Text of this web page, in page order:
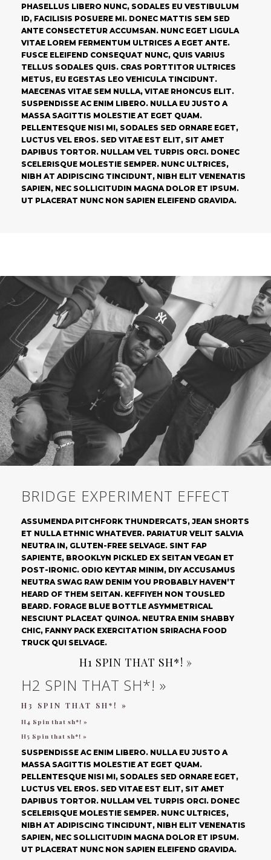
PHASELLUS LIBERO NUNC, SODALES EU VESTIBULUM
ID, FACILISIS POSUERE MI. DONEC MATTIS SEM SED
ANTE CONSECTETUR ACCUMSAN. NUNC EGET LIGULA
VITAE LOREM FERMENTUM ULTRICES A EGET ANTE.
FUSCE ELEIFEND CONSEQUAT NUNC, QUIS VARIUS
TELLUS SODALES QUIS. CRAS PORTTITOR ULTRICES
METUS, EU EGESTAS LEO VEHICULA TINCIDUNT.
MAECENAS VITAE SEM NULLA, VITAE RHONCUS ELIT.
SUSPENDISSE AC ENIM LIBERO. NULLA EU JUSTO A
MASSA SAGITTIS MOLESTIE AT EGET QUAM.
PELLENTESQUE NISI MI, SODALES SED ORNARE EGET,
LUCTUS VEL EROS. SED VITAE EST ELIT, SIT AMET
DAPIBUS TORTOR. NULLAM VEL TURPIS ORCI. DONEC
SCELERISQUE MOLESTIE SEMPER. NUNC ULTRICES,
NIBH AT ADIPISCING TINCIDUNT, NIBH ELIT VENENATIS
SAPIEN, NEC SOLLICITUDIN MAGNA DOLOR ET IPSUM.
UT PLACERAT NUNC NON SAPIEN ELEIFEND GRAVIDA.
BRIDGE EXPERIMENT EFFECT
ASSUMENDA PITCHFORK THUNDERCATS, JEAN SHORTS
ET NULLA ETHNIC WHATEVER. PARIATUR VELIT SALVIA
NEUTRA IN, GLUTEN-FREE SELVAGE. SINT FAP
SAPIENTE, BROOKLYN PICKLED EX SEITAN VEGAN ET
POST-IRONIC. ODIO KEYTAR MINIM, DIY ACCUSAMUS
NEUTRA SWAG RAW DENIM YOU PROBABLY HAVEN’T
HEARD OF THEM SEITAN. KEFFIYEH NON TOUSLED
BEARD. FORAGE BLUE BOTTLE ASYMMETRICAL
NESCIUNT PLACEAT QUINOA. NEUTRA ENIM SHABBY
CHIC, FANNY PACK EXERCITATION SRIRACHA FOOD
TRUCK QUI SELVAGE.
H1 SPIN THAT SH*! »
H2 SPIN THAT SH*! »
H3 SPIN THAT SH*! »
H4 Spin that sh*! »
H5 Spin that sh*! »
SUSPENDISSE AC ENIM LIBERO. NULLA EU JUSTO A
MASSA SAGITTIS MOLESTIE AT EGET QUAM.
PELLENTESQUE NISI MI, SODALES SED ORNARE EGET,
LUCTUS VEL EROS. SED VITAE EST ELIT, SIT AMET
DAPIBUS TORTOR. NULLAM VEL TURPIS ORCI. DONEC
SCELERISQUE MOLESTIE SEMPER. NUNC ULTRICES,
NIBH AT ADIPISCING TINCIDUNT, NIBH ELIT VENENATIS
SAPIEN, NEC SOLLICITUDIN MAGNA DOLOR ET IPSUM.
UT PLACERAT NUNC NON SAPIEN ELEIFEND GRAVIDA.